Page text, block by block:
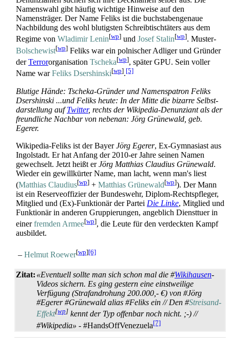
Namenswahl gibt häufig wichtige Hinweise auf den
Namensträger. Der Name Feliks ist die buch­staben­genaue
Nachbildung des wohl blutigsten Schreib­tisch­täters aus dem
Regime von Wladimir Lenin[wp] und Josef Stalin[wp]. Muster-
Bolschewist[wp] Feliks war ein polnischer Adliger und Gründer
derTerror­organisation Tscheka[wp], später GPU. Sein voller
Name warFeliks Dsershinski[wp].[5]
Blutige Hände: Tscheka-Gründer und Namens­patron Feliks
Dsershinski ...und Feliks heute: In der Mitte die bizarre Selbst­
darstellung aufTwitter, rechts der Wikipedia-Denunziant als der
freundliche Nachbar von nebenan: Jörg Grünewald, geb.
Egerer.
Wikipedia-Feliks ist der BayerJörg Egerer, Ex-Gymnasiast aus
Ingolstadt. Er hat Anfang der 2010-er Jahre seinen Namen
gewechselt. Jetzt heißt erJörg Matthias Claudius Grünewald.
Wieder ein gewillkürter Name, man lacht, wenn man's liest
(Matthias Claudius[wp] + Matthias Grünewald[wp]). Der Mann
ist ein Reserve­offizier der Bundeswehr, Diplom-Rechts­pfleger,
Mitglied und (Ex)-Funktionär der Partei Die Linke, Mitglied und
Funktionär in anderen Gruppierungen, angeblich Diensttuer in
einerfremden Armee[wp], die Leute für den verdeckten Kampf
ausbildet.
– Helmut Roewer[wp][6]
Zitat: «Eventuell sollte man sich schon mal die #Wikihausen-
Videos sichern. Es ging gestern eine einstweilige
Verfügung (Straf­androhung 200.000,- €) von #Jörg
#Egerer #Grünewald alias #Feliks ein // Den #Streisand-
Effekt[wp] kennt der Typ offenbar noch nicht. ;-) //
#Wikipedia» - #HandsOffVenezuela[7]